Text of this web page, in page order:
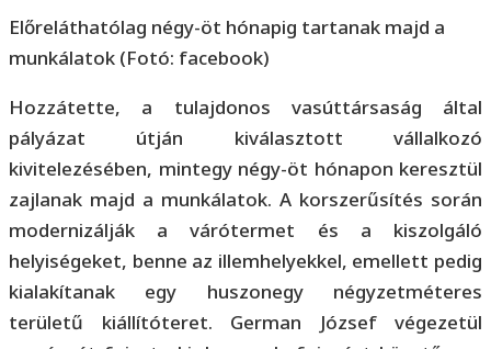
Előreláthatólag négy-öt hónapig tartanak majd a
munkálatok (Fotó: facebook)
Hozzátette, a tulajdonos vasúttársaság által
pályázat útján kiválasztott vállalkozó
kivitelezésében, mintegy négy-öt hónapon keresztül
zajlanak majd a munkálatok. A korszerűsítés során
modernizálják a várótermet és a kiszolgáló
helyiségeket, benne az illemhelyekkel, emellett pedig
kialakítanak egy huszonegy négyzetméteres
területű kiállítóteret. German József végezetül